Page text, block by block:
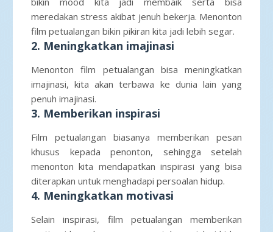
meredakan stress akibat jenuh bekerja. Menonton
film petualangan bikin pikiran kita jadi lebih segar.
2. Meningkatkan imajinasi
Menonton film petualangan bisa meningkatkan
imajinasi, kita akan terbawa ke dunia lain yang
penuh imajinasi.
3. Memberikan inspirasi
Film petualangan biasanya memberikan pesan
khusus kepada penonton, sehingga setelah
menonton kita mendapatkan inspirasi yang bisa
diterapkan untuk menghadapi persoalan hidup.
4. Meningkatkan motivasi
Selain inspirasi, film petualangan memberikan